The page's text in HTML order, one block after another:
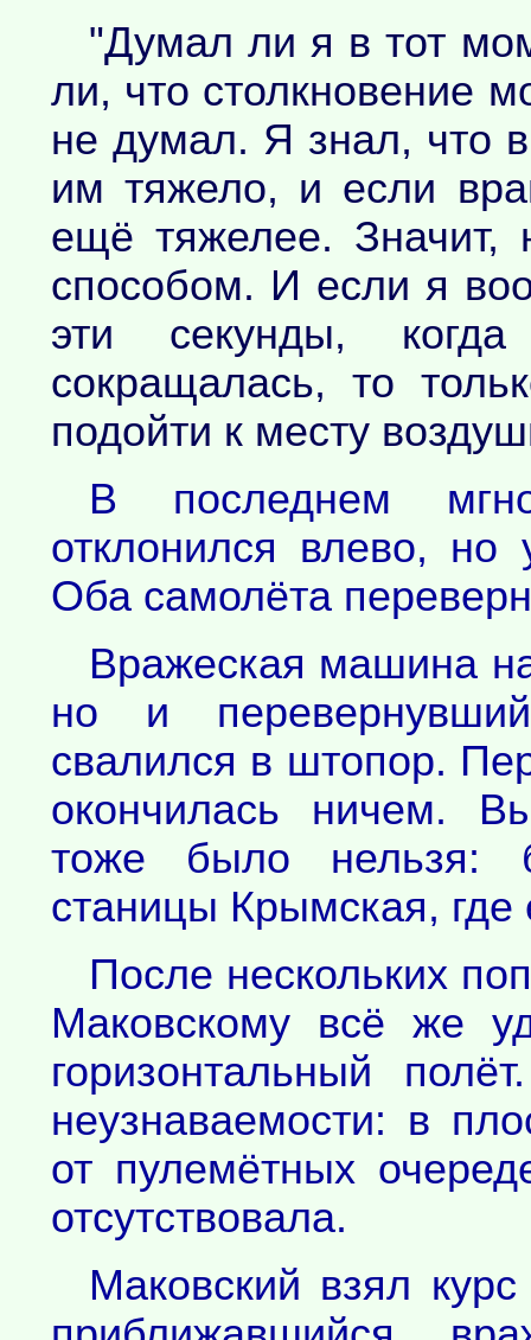
"Думал ли я в тот
ли, что столкновение
не думал. Я знал, что
им тяжело, и если
ещё тяжелее. Значит,
способом. И если я
эти секунды,
сокращалась, то
подойти к месту
В последнем
отклонился влево, но
Оба самолёта
Вражеская машина
но и
свалился в штопор.
окончилась ничем.
тоже было нельзя:
станицы Крымская,
После нескольких
Маковскому всё же
горизонтальный
неузнаваемости: в
от пулемётных
отсутствовала.
Маковский взял